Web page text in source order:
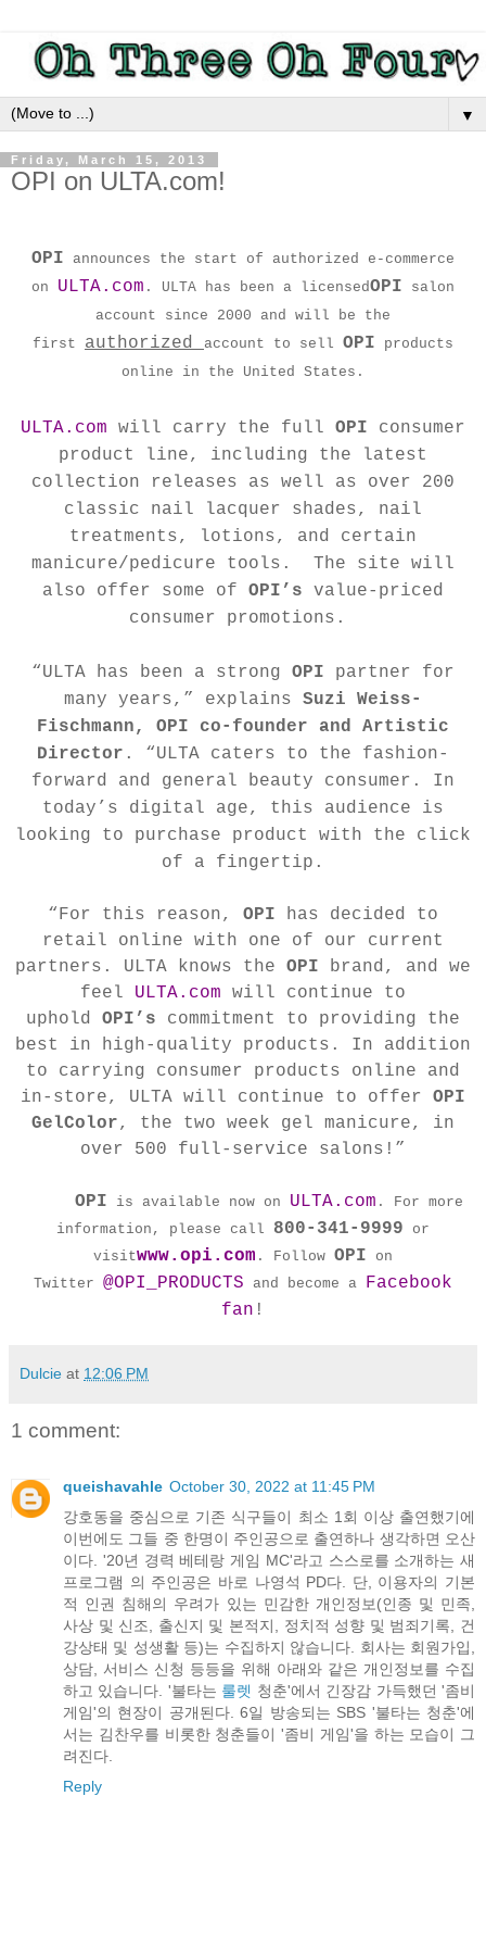
▼
Friday, March 15, 2013
OPI on ULTA.com!
OPI announces the start of authorized e-commerce
on ULTA.com . ULTA has been a licensedOPI salon
account since 2000 and will be the
first authorized account to sell OPI products
online in the United States.
ULTA.com will carry the full OPI consumer
product line, including the latest
collection releases as well as over 200
classic nail lacquer shades, nail
treatments, lotions, and certain
manicure/pedicure tools. The site will
also offer some of OPI’s value-priced
consumer promotions.
“ULTA has been a strong OPI partner for
many years,” explains Suzi Weiss-
Fischmann, OPI co-founder and Artistic
Director . “ULTA caters to the fashion-
forward and general beauty consumer. In
today’s digital age, this audience is
looking to purchase product with the click
of a fingertip.
“For this reason, OPI has decided to
retail online with one of our current
partners. ULTA knows the OPI brand, and we
feel ULTA.com will continue to
uphold OPI’s commitment to providing the
best in high-quality products. In addition
to carrying consumer products online and
in-store, ULTA will continue to offer OPI
GelColor, the two week gel manicure, in
over 500 full-service salons!”
OPI is available now on ULTA.com . For more
information, please call 800-341-9999 or
visitwww.opi.com . Follow OPI on
Twitter @OPI_PRODUCTS and become a Facebook
fan !
Dulcie at 12:06 PM
1 comment:
queishavahle October 30, 2022 at 11:45 PM
강호동을 중심으로 기존 식구들이 최소 1회 이상 출연했기에
이번에도 그들 중 한명이 주인공으로 출연하나 생각하면 오산
이다. '20년 경력 베테랑 게임 MC'라고 스스로를 소개하는 새
프로그램 의 주인공은 바로 나영석 PD다. 단, 이용자의 기본
적 인권 침해의 우려가 있는 민감한 개인정보(인종 및 민족,
사상 및 신조, 출신지 및 본적지, 정치적 성향 및 범죄기록, 건
강상태 및 성생활 등)는 수집하지 않습니다. 회사는 회원가입,
상담, 서비스 신청 등등을 위해 아래와 같은 개인정보를 수집
하고 있습니다. '불타는 룰렛 청춘'에서 긴장감 가득했던 '좀비
게임'의 현장이 공개된다. 6일 방송되는 SBS '불타는 청춘'에
서는 김찬우를 비롯한 청춘들이 '좀비 게임'을 하는 모습이 그
려진다.
Reply